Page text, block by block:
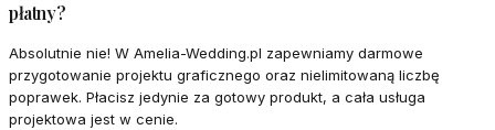
płatny?
Absolutnie nie! W Amelia-Wedding.pl zapewniamy darmowe
przygotowanie projektu graficznego oraz nielimitowaną liczbę
poprawek. Płacisz jedynie za gotowy produkt, a cała usługa
projektowa jest w cenie.